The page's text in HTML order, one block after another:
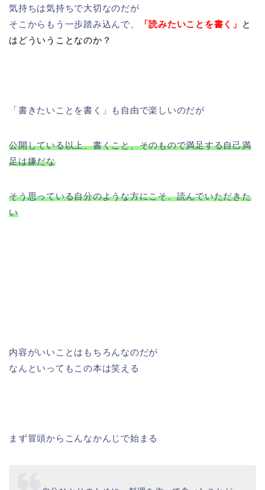
気持ちは気持ちで大切なのだが
そこからもう一歩踏み込んで、
「読みたいことを書く」
と
はどういうことなのか？
「書きたいことを書く」も自由で楽しいのだが
公開している以上、書くこと、そのもので満足する自己満
足は嫌だな
そう思っている自分のような方にこそ、読んでいただきた
い
内容がいいことはもちろんなのだが
なんといってもこの本は笑える
まず冒頭からこんなかんじで始まる